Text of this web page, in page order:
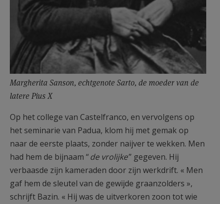
Margherita Sanson, echtgenote Sarto, de moeder van de
latere Pius X
Op het college van Castelfranco, en vervolgens op
het seminarie van Padua, klom hij met gemak op
naar de eerste plaats, zonder naijver te wekken. Men
had hem de bijnaam “de vrolijke” gegeven. Hij
verbaasde zijn kameraden door zijn werkdrift. « Men
gaf hem de sleutel van de gewijde graanzolders »,
schrijft Bazin. « Hij was de uitverkoren zoon tot wie